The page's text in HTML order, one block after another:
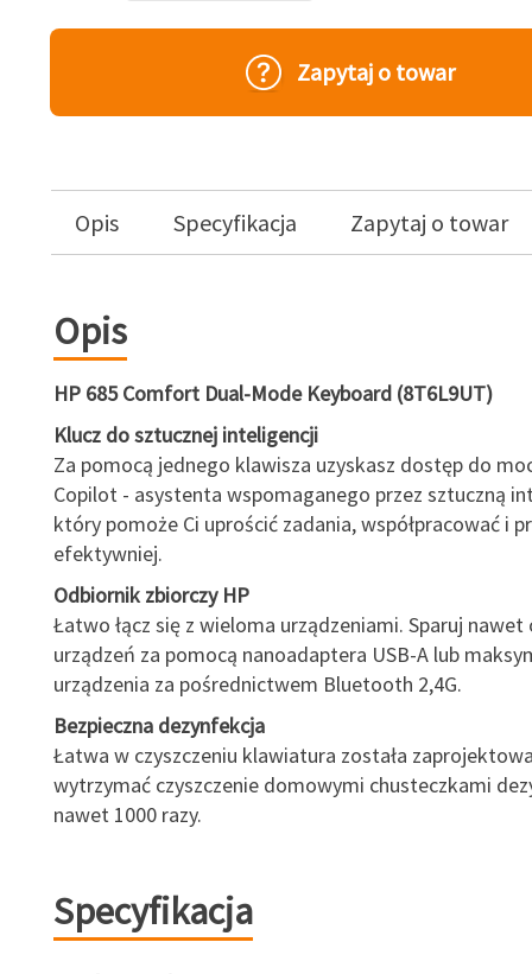
Zapytaj o towar
Opis Specyfikacja Zapytaj o towar
Opis
HP 685 Comfort Dual-Mode Keyboard (8T6L9UT)
Klucz do sztucznej inteligencji
Za pomocą jednego klawisza uzyskasz dostęp do
Copilot - asystenta wspomaganego przez sztuczną
który pomoże Ci uprościć zadania, współpracować i
efektywniej.
Odbiornik zbiorczy HP
Łatwo łącz się z wieloma urządzeniami. Sparuj nawet
urządzeń za pomocą nanoadaptera USB-A lub
urządzenia za pośrednictwem Bluetooth 2,4G.
Bezpieczna dezynfekcja
Łatwa w czyszczeniu klawiatura została
wytrzymać czyszczenie domowymi chusteczkami
nawet 1000 razy.
Specyfikacja